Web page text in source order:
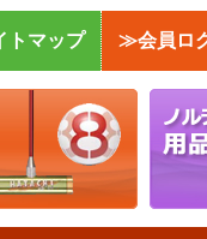
マップ ≫会員ロ